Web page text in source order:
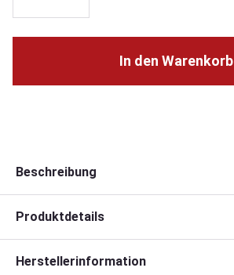
In den Warenkorb
Beschreibung
Produktdetails
Herstellerinformation